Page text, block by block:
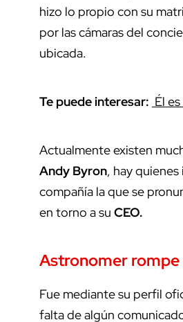
hizo lo propio con su
por las cámaras del
ubicada.
Te puede interesar: Él
Actualmente existen
Andy Byron, hay
compañía la que se
en torno a su CEO.
Astronomer rompe
Fue mediante su perfil
falta de algún